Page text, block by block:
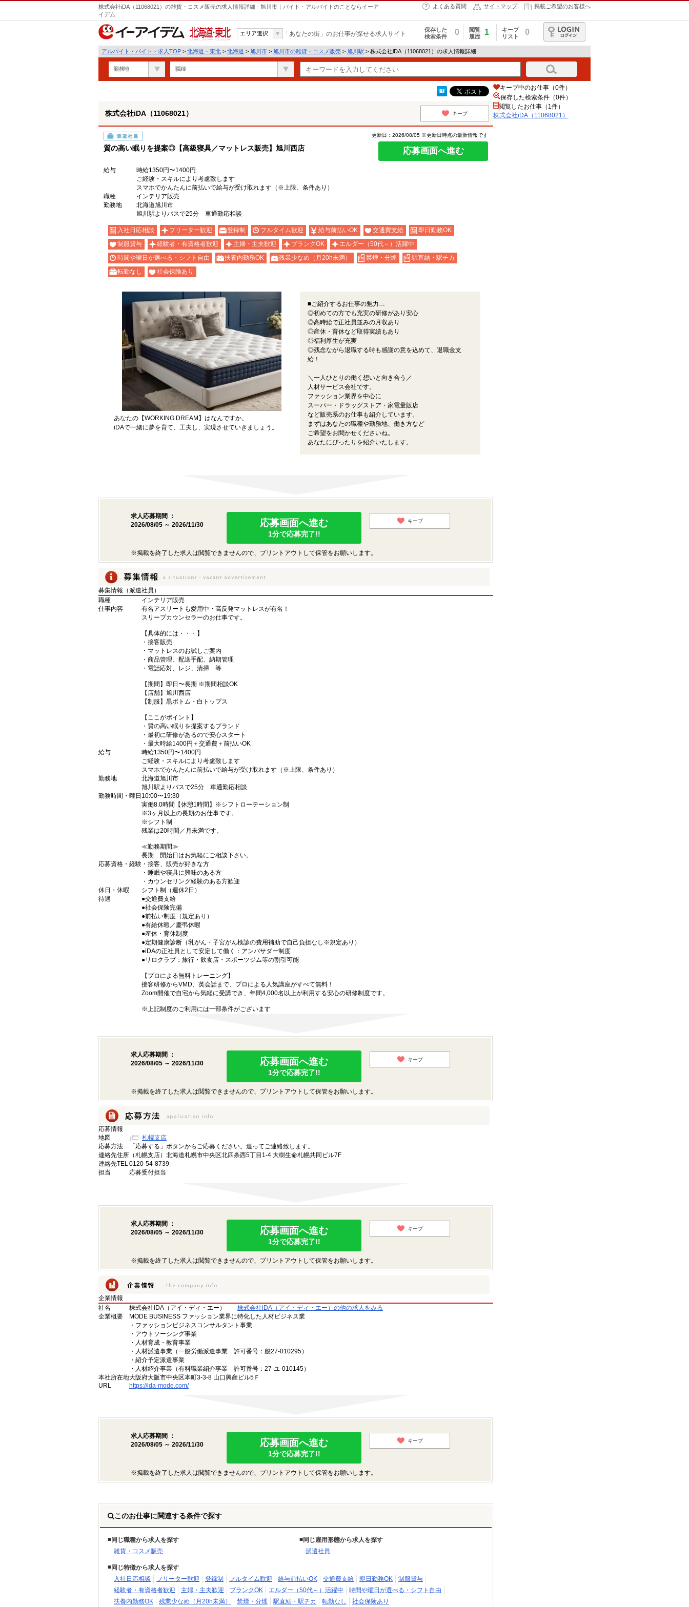
株式会社iDA（11068021）の雑貨・コスメ販売の求人情報詳細 - 旭川市｜バイト・アルバイトのことならイーア
イデム
よくある質問 サイトマップ 掲載ご希望のお客様へ
北海道・東北
エリア選択 「あなたの街」のお仕事が探せる求人サイト
保存した
検索条件
0
閲覧
履歴
1
キープ
リスト
0
ログイン
アルバイト・バイト・求人TOP > 北海道・東北 > 北海道 > 旭川市 > 旭川市の雑貨・コスメ販売 > 旭川駅 > 株式会社iDA（11068021）の求人情報詳細
勤務地 職種
株式会社iDA（11068021） キープ
派遣社員
質の高い眠りを提案◎【高級寝具／マットレス販売】旭川西店
更新日：2026/08/05 ※更新日時点の最新情報です
応募画面へ進む
給与
時給1350円〜1400円
ご経験・スキルにより考慮致します
スマホでかんたんに前払いで給与が受け取れます（※上限、条件あり）
職種
インテリア販売
勤務地
北海道旭川市
旭川駅よりバスで25分 車通勤応相談
入社日応相談 フリーター歓迎 登録制 フルタイム歓迎 給与前払いOK 交通費支給
即日勤務OK
制服貸与
経験者・有資格者歓迎 主婦・主夫歓迎 ブランクOK
エルダー（50代～）活躍中
時間や曜日が選べる・シフト自由
扶養内勤務OK 残業少なめ（月20h未満） 禁煙・分煙
駅直結・駅チカ
転勤なし
社会保険あり
あなたの【WORKING DREAM】はなんですか。
iDAで一緒に夢を育て、工夫し、実現させていきましょう。
■ご紹介するお仕事の魅力…
◎初めての方でも充実の研修があり安心
◎高時給で正社員並みの月収あり
◎産休・育休など取得実績もあり
◎福利厚生が充実
◎残念ながら退職する時も感謝の意を込めて、退職金支
給！
＼一人ひとりの働く想いと向き合う／
人材サービス会社です。
ファッション業界を中心に
スーパー・ドラッグストア・家電量販店
など販売系のお仕事も紹介しています。
まずはあなたの職種や勤務地、働き方など
ご希望をお聞かせくださいね。
あなたにぴったりを紹介いたします。
求人応募期間 ：
2026/08/05 ～ 2026/11/30
応募画面へ進む
1分で応募完了!!
キープ
※掲載を終了した求人は閲覧できませんので、プリントアウトして保管をお願いします。
募集情報（派遣社員）
職種
インテリア販売
仕事内容
有名アスリートも愛用中・高反発マットレスが有名！
スリープカウンセラーのお仕事です。
【具体的には・・・】
・接客販売
・マットレスのお試しご案内
・商品管理、配送手配、納期管理
・電話応対、レジ、清掃 等
【期間】即日〜長期 ※期間相談OK
【店舗】旭川西店
【制服】黒ボトム・白トップス
【ここがポイント】
・質の高い眠りを提案するブランド
・最初に研修があるので安心スタート
・最大時給1400円＋交通費＋前払いOK
給与
時給1350円〜1400円
ご経験・スキルにより考慮致します
スマホでかんたんに前払いで給与が受け取れます（※上限、条件あり）
勤務地
北海道旭川市
旭川駅よりバスで25分 車通勤応相談
勤務時間・曜日 10:00〜19:30
実働8.0時間【休憩1時間】※シフトローテーション制
※3ヶ月以上の長期のお仕事です。
※シフト制
残業は20時間／月未満です。
≪勤務期間≫
長期 開始日はお気軽にご相談下さい。
応募資格・経験 ・接客、販売が好きな方
・睡眠や寝具に興味のある方
・カウンセリング経験のある方歓迎
休日・休暇
シフト制（週休2日）
待遇
●交通費支給
●社会保険完備
●前払い制度（規定あり）
●有給休暇／慶弔休暇
●産休・育休制度
●定期健康診断（乳がん・子宮がん検診の費用補助で自己負担なし※規定あり）
●iDAの正社員として安定して働く：アンバサダー制度
●リロクラブ：旅行・飲食店・スポーツジム等の割引可能
【プロによる無料トレーニング】
接客研修からVMD、英会話まで、プロによる人気講座がすべて無料！
Zoom開催で自宅から気軽に受講でき、年間4,000名以上が利用する安心の研修制度です。
※上記制度のご利用には一部条件がございます
求人応募期間 ：
2026/08/05 ～ 2026/11/30
応募画面へ進む
1分で応募完了!!
キープ
※掲載を終了した求人は閲覧できませんので、プリントアウトして保管をお願いします。
応募情報
地図
札幌支店
応募方法
「応募する」ボタンからご応募ください。追ってご連絡致します。
連絡先住所 （札幌支店）北海道札幌市中央区北四条西5丁目1-4 大樹生命札幌共同ビル7F
連絡先TEL0120-54-8739
担当
応募受付担当
求人応募期間 ：
2026/08/05 ～ 2026/11/30
応募画面へ進む
1分で応募完了!!
キープ
※掲載を終了した求人は閲覧できませんので、プリントアウトして保管をお願いします。
企業情報
社名
株式会社iDA（アイ・ディ・エー）
株式会社iDA（アイ・ディ・エー）の他の求人をみる
企業概要
MODE BUSINESS ファッション業界に特化した人材ビジネス業
・ファッションビジネスコンサルタント事業
・アウトソーシング事業
・人材育成・教育事業
・人材派遣事業（一般労働派遣事業 許可番号：般27-010295）
・紹介予定派遣事業
・人材紹介事業（有料職業紹介事業 許可番号：27-ユ-010145）
本社所在地大阪府大阪市中央区本町3-3-8 山口興産ビル5Ｆ
URL
https://ida-mode.com/
求人応募期間 ：
2026/08/05 ～ 2026/11/30
応募画面へ進む
1分で応募完了!!
キープ
※掲載を終了した求人は閲覧できませんので、プリントアウトして保管をお願いします。
このお仕事に関連する条件で探す
同じ職種から求人を探す
雑貨・コスメ販売
同じ雇用形態から求人を探す
派遣社員
同じ特徴から求人を探す
入社日応相談
フリーター歓迎 登録制 フルタイム歓迎 給与前払いOK 交通費支給 即日勤務OK
制服貸与
経験者・有資格者歓迎
主婦・主夫歓迎 ブランクOK エルダー（50代～）活躍中
時間や曜日が選べる・シフト自由
扶養内勤務OK
残業少なめ（月20h未満） 禁煙・分煙 駅直結・駅チカ 転勤なし 社会保険あり
キープ中のお仕事（0件）
保存した検索条件（0件）
閲覧したお仕事（1件）
株式会社iDA（11068021）